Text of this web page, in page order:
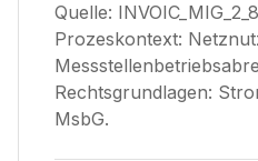
Quelle:
Prozeskontext:
Rechtsgrundlagen:
MsbG.